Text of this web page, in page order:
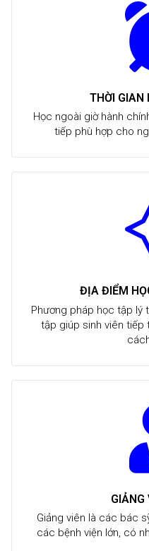
THỜI GIAN
Học ngoài giờ hành
tiếp phù hợp cho
ĐỊA ĐIỂM
Phương pháp học tập lý
tập giúp sinh viên tiếp
GIẢNG
Giảng viên là các bác
các bệnh viện lớn, có